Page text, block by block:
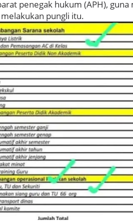
r
a
n
s
p
o
r
t
G
u
r
u
S
M
A
N
2
C
i
l
e
u
n
penegak hukum (APH),
pungli itu.